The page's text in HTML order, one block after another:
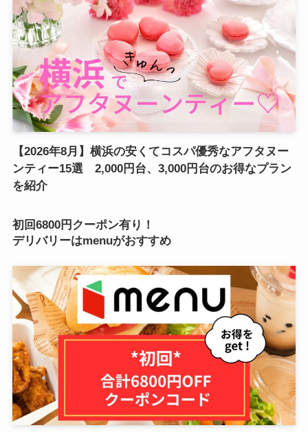
【2026年8月】横浜の安くてコスパ優秀なアフタヌー
ンティー15選 2,000円台、3,000円台のお得なプラン
を紹介
初回6800円クーポン有り！
デリバリーはmenuがおすすめ